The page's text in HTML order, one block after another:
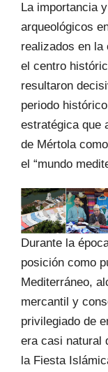
La importancia
arqueológicos
realizados en la
el centro
resultaron
periodo
estratégica que
de Mértola
el “mundo
Durante la
posición como
Mediterráneo,
mercantil y
privilegiado de
era casi natural
la Fiesta